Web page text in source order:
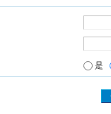
是